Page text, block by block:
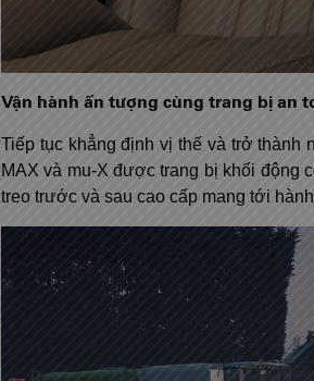
Vận hành ấn tượng cùng trang bị an
Tiếp tục khẳng định vị thế và trở
MAX và mu-X được trang bị khối động
treo trước và sau cao cấp mang tới